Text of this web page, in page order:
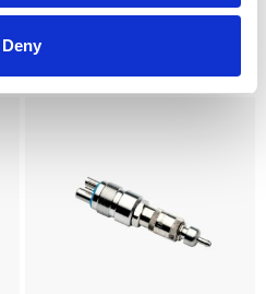
Deny
Konnektor W&H til RotoQuick